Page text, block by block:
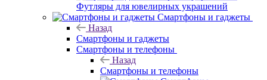
Футляры для ювелирных украшений
Смартфоны и гаджеты
Назад
Смартфоны и гаджеты
Смартфоны и телефоны
Назад
Смартфоны и телефоны